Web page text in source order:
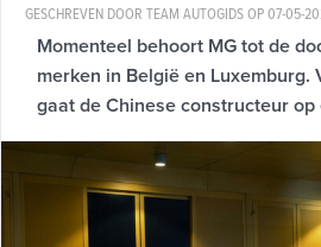
GESCHREVEN DOOR TEAM AUTOGIDS OP07-05-
Momenteel behoort MG tot de
merken in België en Luxemburg.
gaat de Chinese constructeur